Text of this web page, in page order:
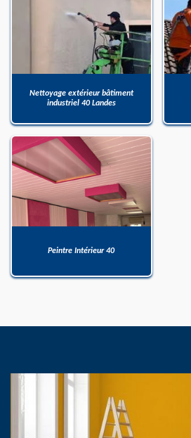
Nettoyage extérieur bâtiment
industriel 40 Landes
Peintre Intérieur 40